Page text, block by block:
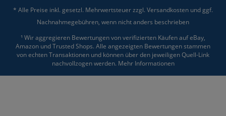
* Alle Preise inkl. gesetzl. Mehrwertsteuer zzgl. Versandkosten und ggf.
Nachnahmegebühren, wenn nicht anders beschrieben
¹ Wir aggregieren Bewertungen von verifizierten Käufen auf eBay,
Amazon und Trusted Shops. Alle angezeigten Bewertungen stammen
von echten Transaktionen und können über den jeweiligen Quell-Link
nachvollzogen werden. Mehr Informationen